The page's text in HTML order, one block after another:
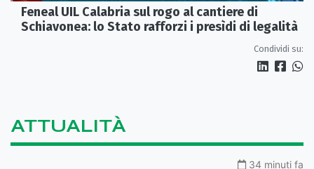
Feneal UIL Calabria sul rogo al cantiere di
Schiavonea: lo Stato rafforzi i presìdi di legalità
Condividi su:
ATTUALITÀ
34 minuti fa